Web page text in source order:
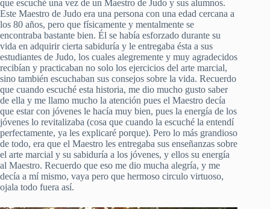
que escuché una vez de un Maestro de Judo y sus alumnos.
Este Maestro de Judo era una persona con una edad cercana a
los 80 años, pero que físicamente y mentalmente se
encontraba bastante bien. Él se había esforzado durante su
vida en adquirir cierta sabiduría y le entregaba ésta a sus
estudiantes de Judo, los cuales alegremente y muy agradecidos
recibían y practicaban no solo los ejercicios del arte marcial,
sino también escuchaban sus consejos sobre la vida. Recuerdo
que cuando escuché esta historia, me dio mucho gusto saber
de ella y me llamo mucho la atención pues el Maestro decía
que estar con jóvenes le hacía muy bien, pues la energía de los
jóvenes lo revitalizaba (cosa que cuando la escuché la entendí
perfectamente, ya les explicaré porque). Pero lo más grandioso
de todo, era que el Maestro les entregaba sus enseñanzas sobre
el arte marcial y su sabiduría a los jóvenes, y ellos su energía
al Maestro. Recuerdo que eso me dio mucha alegría, y me
decía a mí mismo, vaya pero que hermoso circulo virtuoso,
ojala todo fuera así.